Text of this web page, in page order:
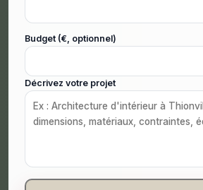
Budget (€, optionnel)
Décrivez votre projet